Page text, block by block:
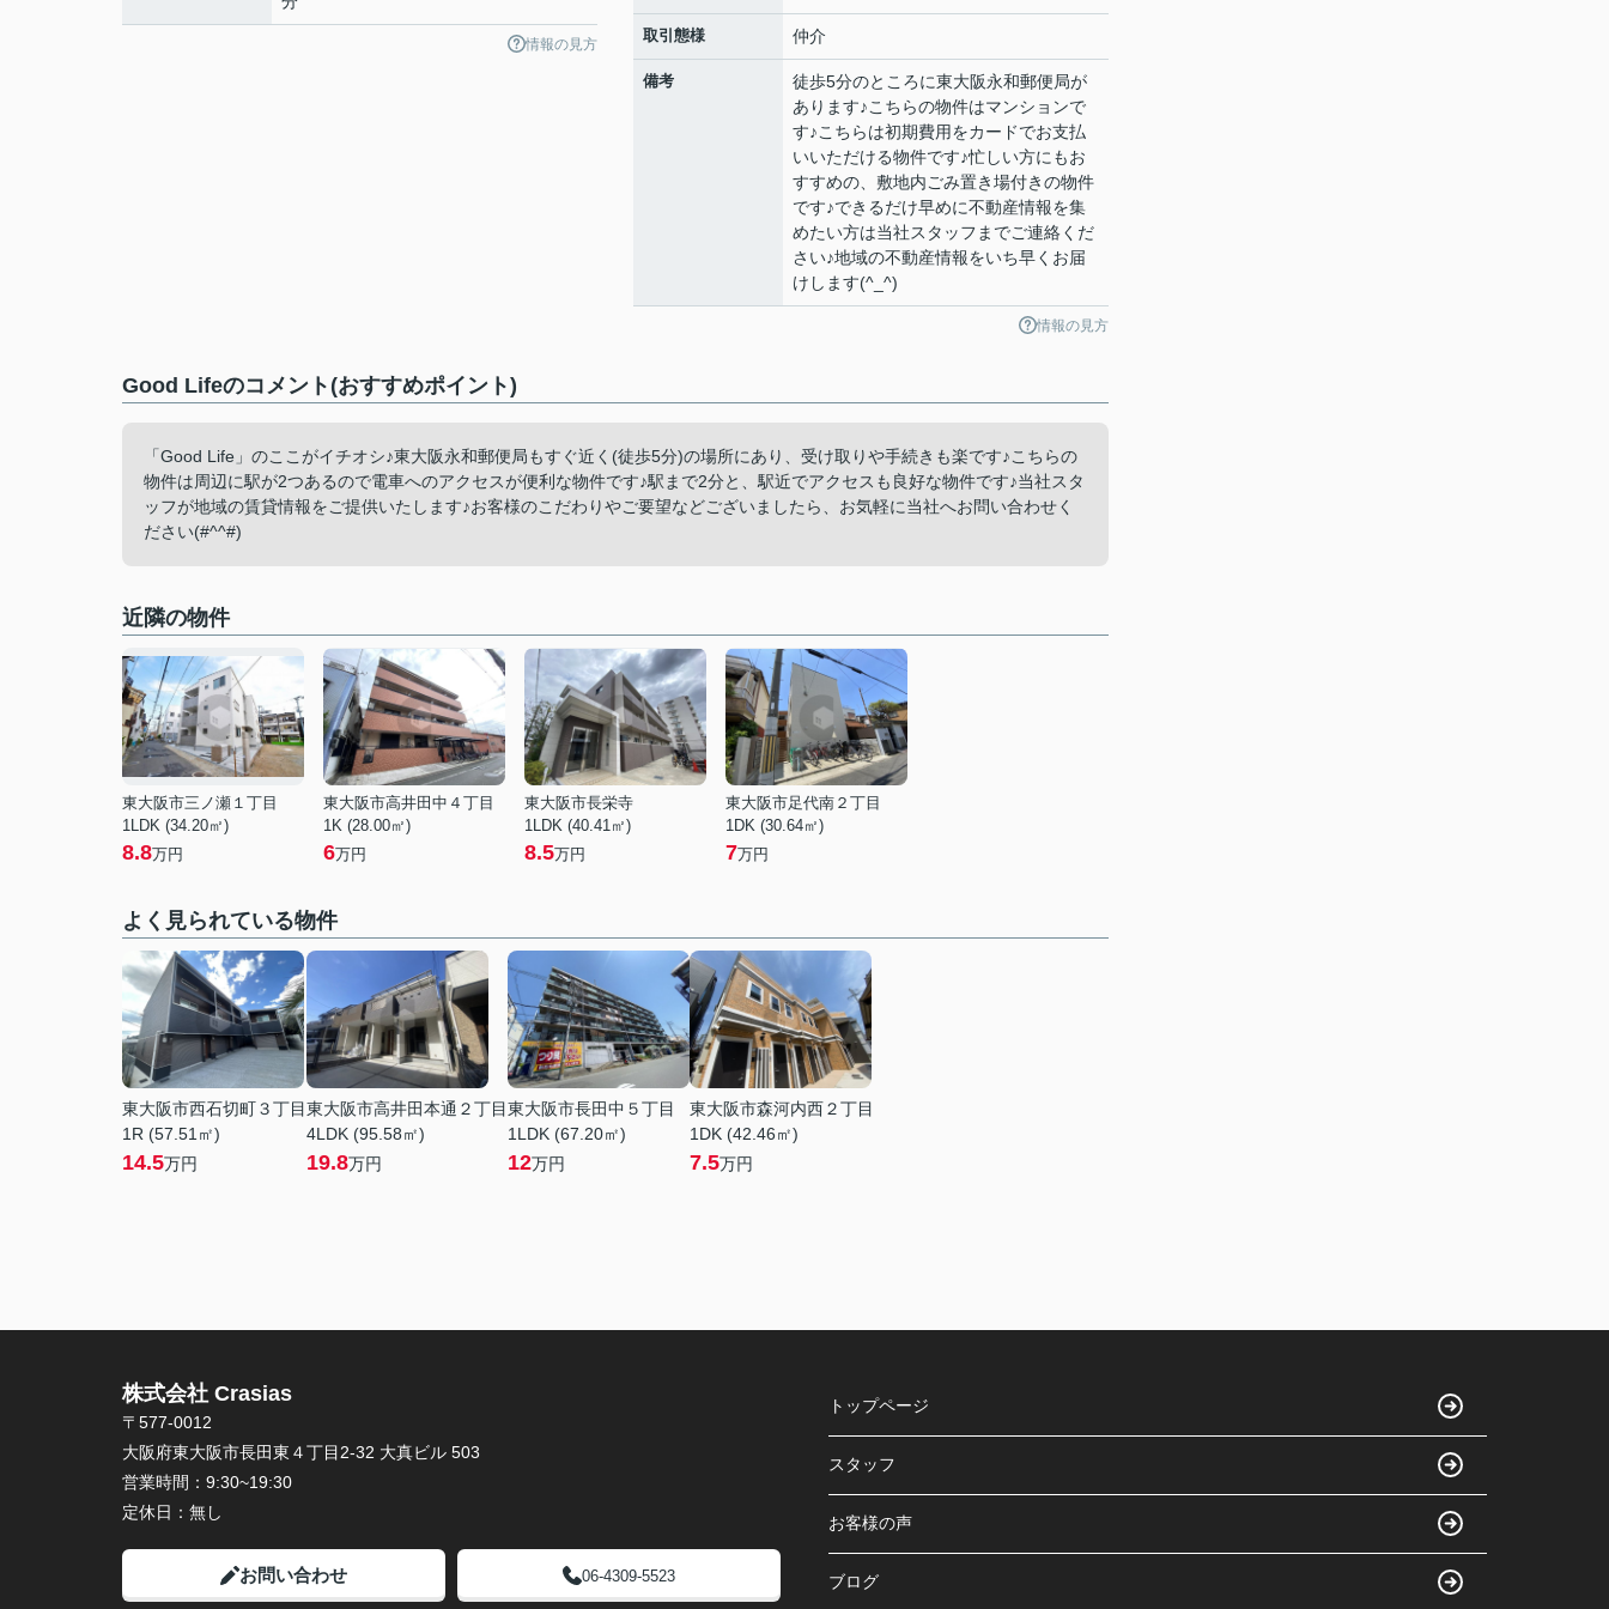
情報の見方 取引態様 仲介
備考
徒歩5分のところに東大阪永和郵便局が
あります♪こちらの物件はマンションで
す♪こちらは初期費用をカードでお支払
いいただける物件です♪忙しい方にもお
すすめの、敷地内ごみ置き場付きの物件
です♪できるだけ早めに不動産情報を集
めたい方は当社スタッフまでご連絡くだ
さい♪地域の不動産情報をいち早くお届
けします(^_^)
情報の見方
Good Lifeのコメント(おすすめポイント)
「Good Life」のここがイチオシ♪東大阪永和郵便局もすぐ近く(徒歩5分)の場所にあり、受け取りや手続きも楽です♪こちらの
物件は周辺に駅が2つあるので電車へのアクセスが便利な物件です♪駅まで2分と、駅近でアクセスも良好な物件です♪当社スタ
ッフが地域の賃貸情報をご提供いたします♪お客様のこだわりやご要望などございましたら、お気軽に当社へお問い合わせく
ださい(#^^#)
近隣の物件
東大阪市三ノ瀬１丁目
1LDK (34.20㎡)
8.8万円
東大阪市高井田中４丁目
1K (28.00㎡)
6万円
東大阪市長栄寺
1LDK (40.41㎡)
8.5万円
東大阪市足代南２丁目
1DK (30.64㎡)
7万円
よく見られている物件
東大阪市西石切町３丁目
1R (57.51㎡)
14.5万円
東大阪市高井田本通２丁目
4LDK (95.58㎡)
19.8万円
東大阪市長田中５丁目
1LDK (67.20㎡)
12万円
東大阪市森河内西２丁目
1DK (42.46㎡)
7.5万円
株式会社 Crasias
〒577-0012
大阪府東大阪市長田東４丁目2-32 大真ビル 503
営業時間： 9:30~19:30
定休日： 無し
お問い合わせ 06-4309-5523
トップページ
スタッフ
お客様の声
ブログ